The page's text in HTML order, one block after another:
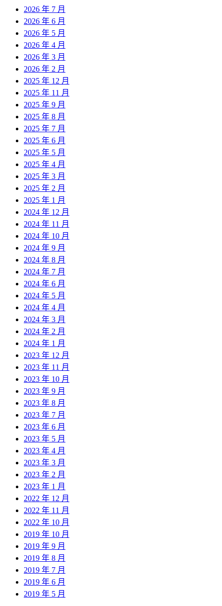
2026 年 7 月
2026 年 6 月
2026 年 5 月
2026 年 4 月
2026 年 3 月
2026 年 2 月
2025 年 12 月
2025 年 11 月
2025 年 9 月
2025 年 8 月
2025 年 7 月
2025 年 6 月
2025 年 5 月
2025 年 4 月
2025 年 3 月
2025 年 2 月
2025 年 1 月
2024 年 12 月
2024 年 11 月
2024 年 10 月
2024 年 9 月
2024 年 8 月
2024 年 7 月
2024 年 6 月
2024 年 5 月
2024 年 4 月
2024 年 3 月
2024 年 2 月
2024 年 1 月
2023 年 12 月
2023 年 11 月
2023 年 10 月
2023 年 9 月
2023 年 8 月
2023 年 7 月
2023 年 6 月
2023 年 5 月
2023 年 4 月
2023 年 3 月
2023 年 2 月
2023 年 1 月
2022 年 12 月
2022 年 11 月
2022 年 10 月
2019 年 10 月
2019 年 9 月
2019 年 8 月
2019 年 7 月
2019 年 6 月
2019 年 5 月